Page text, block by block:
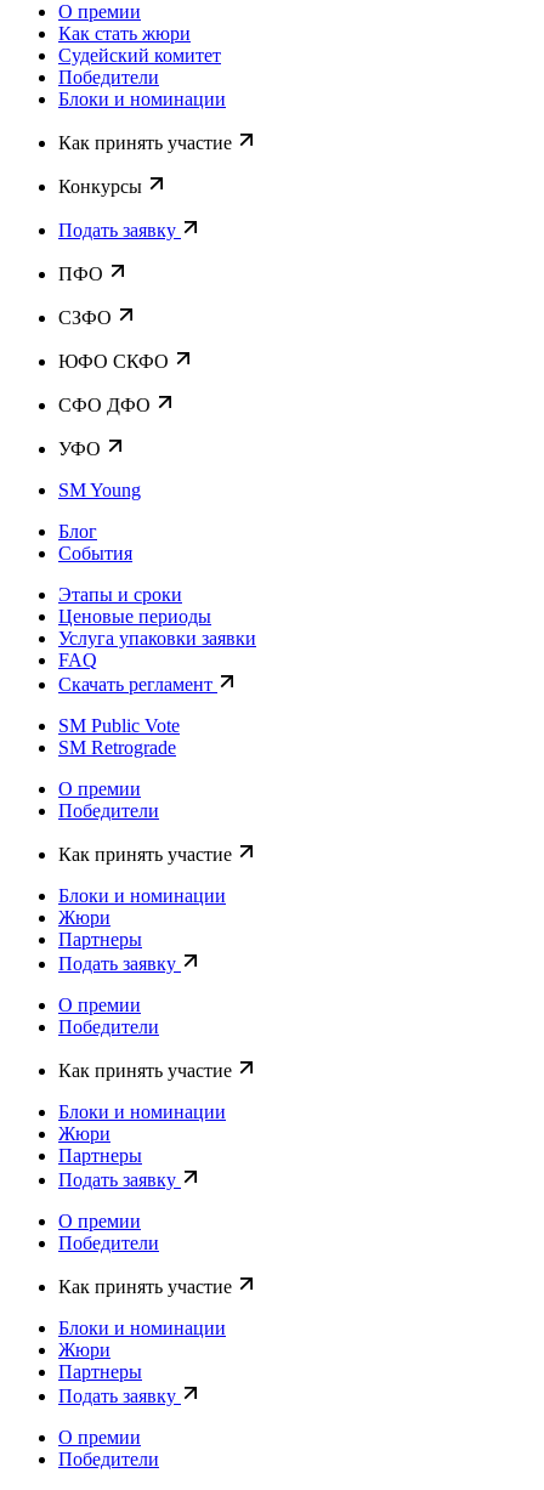
О премии
Как стать жюри
Судейский комитет
Победители
Блоки и номинации
Как принять участие
Конкурсы
Подать заявку
ПФО
СЗФО
ЮФО СКФО
CФО ДФО
УФО
SM Young
Блог
События
Этапы и сроки
Ценовые периоды
Услуга упаковки заявки
FAQ
Скачать регламент
SM Public Vote
SM Retrograde
О премии
Победители
Как принять участие
Блоки и номинации
Жюри
Партнеры
Подать заявку
О премии
Победители
Как принять участие
Блоки и номинации
Жюри
Партнеры
Подать заявку
О премии
Победители
Как принять участие
Блоки и номинации
Жюри
Партнеры
Подать заявку
О премии
Победители